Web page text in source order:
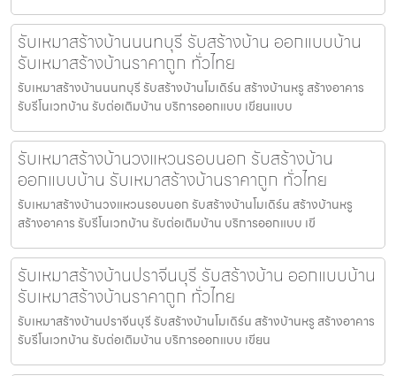
รับเหมาสร้างบ้านนนทบุรี รับสร้างบ้าน ออกแบบบ้าน
รับเหมาสร้างบ้านราคาถูก ทั่วไทย
รับเหมาสร้างบ้านนนทบุรี รับสร้างบ้านโมเดิร์น สร้างบ้านหรู สร้างอาคาร
รับรีโนเวทบ้าน รับต่อเติมบ้าน บริการออกแบบ เขียนแบบ
รับเหมาสร้างบ้านวงแหวนรอบนอก รับสร้างบ้าน
ออกแบบบ้าน รับเหมาสร้างบ้านราคาถูก ทั่วไทย
รับเหมาสร้างบ้านวงแหวนรอบนอก รับสร้างบ้านโมเดิร์น สร้างบ้านหรู
สร้างอาคาร รับรีโนเวทบ้าน รับต่อเติมบ้าน บริการออกแบบ เขี
รับเหมาสร้างบ้านปราจีนบุรี รับสร้างบ้าน ออกแบบบ้าน
รับเหมาสร้างบ้านราคาถูก ทั่วไทย
รับเหมาสร้างบ้านปราจีนบุรี รับสร้างบ้านโมเดิร์น สร้างบ้านหรู สร้างอาคาร
รับรีโนเวทบ้าน รับต่อเติมบ้าน บริการออกแบบ เขียน